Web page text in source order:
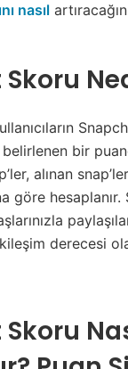
nasıl
bir
alınan
göre
derecesi